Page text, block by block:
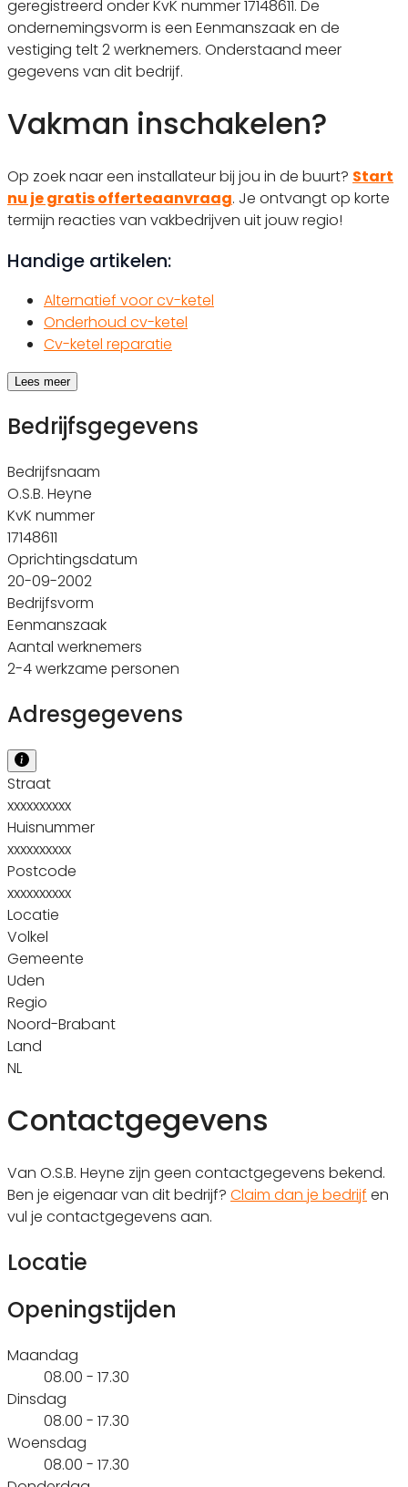
geregistreerd onder KvK nummer 17148611. De
ondernemingsvorm is een Eenmanszaak en de
vestiging telt 2 werknemers. Onderstaand meer
gegevens van dit bedrijf.
Vakman inschakelen?
Op zoek naar een installateur bij jou in de buurt? Start
nu je gratis offerteaanvraag. Je ontvangt op korte
termijn reacties van vakbedrijven uit jouw regio!
Handige artikelen:
Alternatief voor cv-ketel
Onderhoud cv-ketel
Cv-ketel reparatie
Lees meer
Bedrijfsgegevens
Bedrijfsnaam
O.S.B. Heyne
KvK nummer
17148611
Oprichtingsdatum
20-09-2002
Bedrijfsvorm
Eenmanszaak
Aantal werknemers
2-4 werkzame personen
Adresgegevens
Straat
xxxxxxxxxx
Huisnummer
xxxxxxxxxx
Postcode
xxxxxxxxxx
Locatie
Volkel
Gemeente
Uden
Regio
Noord-Brabant
Land
NL
Contactgegevens
Van O.S.B. Heyne zijn geen contactgegevens bekend.
Ben je eigenaar van dit bedrijf? Claim dan je bedrijf en
vul je contactgegevens aan.
Locatie
Openingstijden
Maandag
08.00 - 17.30
Dinsdag
08.00 - 17.30
Woensdag
08.00 - 17.30